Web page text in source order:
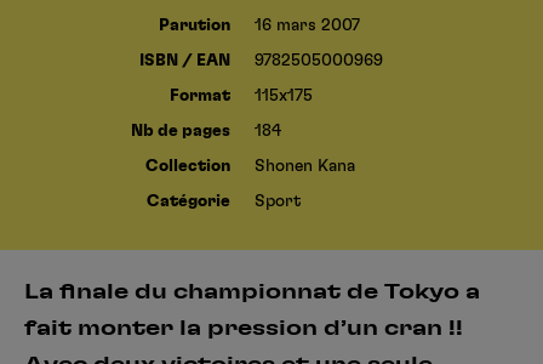
Parution 16 mars 2007
ISBN / EAN 9782505000969
Format 115x175
Nb de pages 184
Collection Shonen Kana
Catégorie Sport
La finale du championnat de Tokyo a
fait monter la pression d’un cran !!